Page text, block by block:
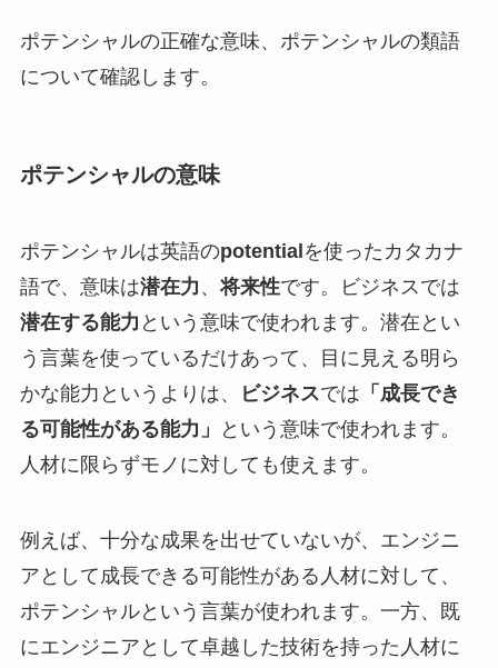
ポテンシャルの正確な意味、ポテンシャルの類語
について確認します。
ポテンシャルの意味
ポテンシャルは英語のpotential を使ったカタカナ
語で、意味は潜在力 、 将来性です。ビジネスでは
潜在する能力 という意味で使われます。潜在とい
う言葉を使っているだけあって、目に見える明ら
かな能力というよりは、
ビジネスでは 「成長でき
る可能性がある能力」
という意味で使われます。
人材に限らずモノに対しても使えます。
例えば、十分な成果を出せていないが、エンジニ
アとして成長できる可能性がある人材に対して、
ポテンシャルという言葉が使われます。一方、既
にエンジニアとして卓越した技術を持った人材に